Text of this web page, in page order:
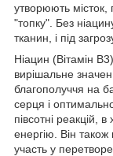
утворюють
"топку". Без
тканин, і під
Ніацин (Вітамін
вирішальне
благополуччя на
серця і
півсотні реакцій,
енергію. Він
участь у